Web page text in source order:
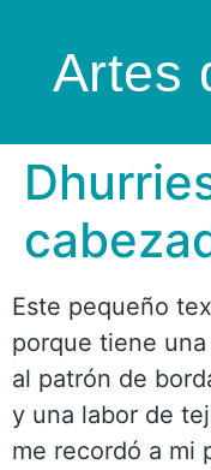
Artes
Este pequeño
porque tiene
al patrón de
y una labor de
me recordó a mi